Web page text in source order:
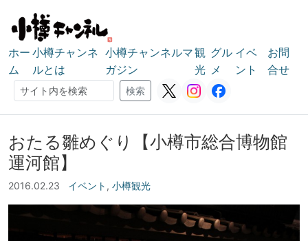
ホー
ム
小樽チャンネ
ルとは
小樽チャンネルマ
ガジン
観
光
グル
メ
イベ
ント
お問
合せ
検索
検索
おたる雛めぐり【小樽市総合博物館
運河館】
2016.02.23 イベント , 小樽観光